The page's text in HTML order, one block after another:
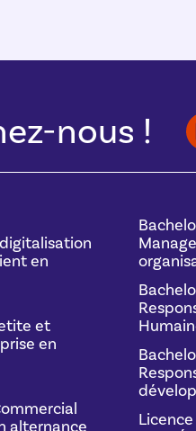
nous !
en
et
en
alternance